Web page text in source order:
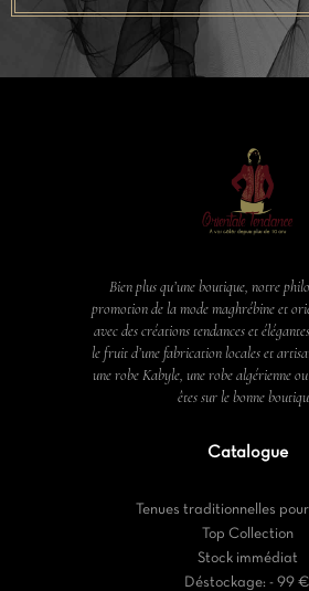
Bien plus qu’une boutique, notre
promotion de la mode maghrébine et
avec des créations tendances et
le fruit d’une fabrication locales et
une robe Kabyle, une robe algérienne
êtes sur le bonne
Catalogue
Tenues traditionnelles
Top Collection
Stock immédiat
Déstockage: - 99 €